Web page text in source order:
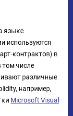
языке
используются
контрактов) в
том числе
различные
например,
Microsoft Visual